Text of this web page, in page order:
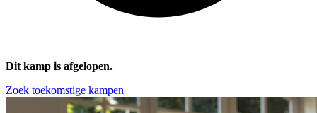
Dit kamp is afgelopen.
Zoek toekomstige kampen